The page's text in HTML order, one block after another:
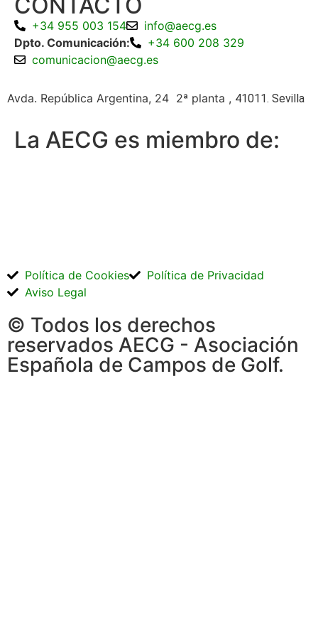
+34 955 003 154
info@aecg.es
Dpto. Comunicación:
+34 600 208 329
comunicacion@aecg.es
Avda. República Argentina, 24 2ª planta , 41011. Sevilla
La AECG es miembro de:
© Todos los derechos
reservados AECG - Asociación
Española de Campos de Golf.
Política de Cookies
Política de Privacidad
Aviso Legal